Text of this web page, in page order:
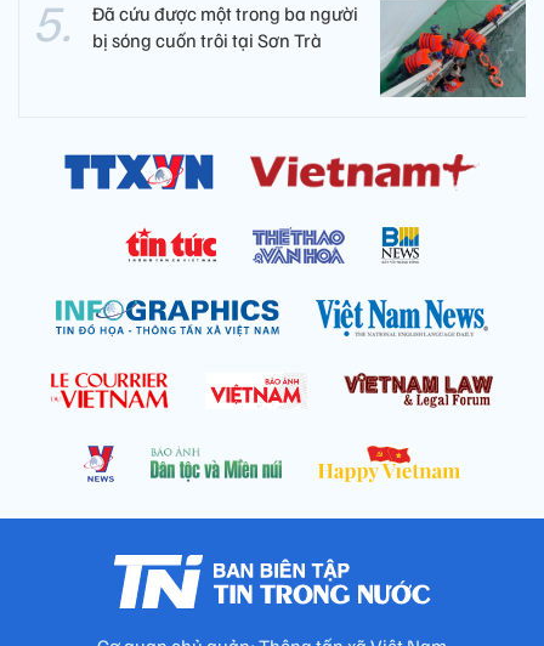
Đã cứu được một trong ba người
bị sóng cuốn trôi tại Sơn Trà